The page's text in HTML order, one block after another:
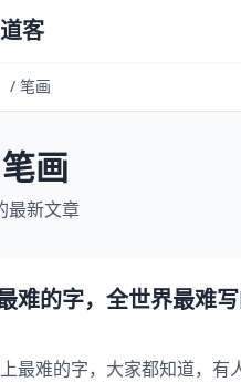
客
/ 笔画
画
最新文章
难的字，全世界最难
最难的字，大家都知道，有